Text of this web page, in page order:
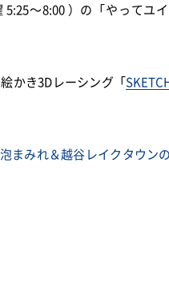
5:25～8:00 ）の「やってユ
かき3Dレーシング「
まみれ＆越谷レイクタウン